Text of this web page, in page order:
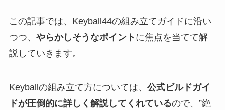
この記事では、Keyball44の組み立てガイドに沿い
つつ、 やらかしそうなポイント に焦点を当てて解
説していきます。
Keyballの組み立て方については、 公式ビルドガイ
ドが圧倒的に詳しく解説してくれているので、”絶